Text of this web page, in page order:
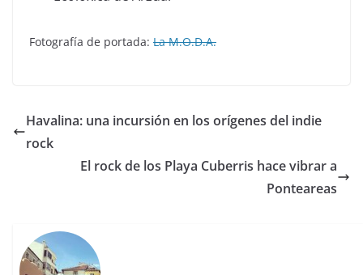
Fotografía de portada: La M.O.D.A.
Havalina: una incursión en los orígenes del indie
rock
El rock de los Playa Cuberris hace vibrar a
Ponteareas